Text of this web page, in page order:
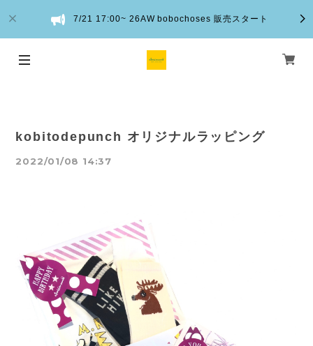
7/21 17:00~ 26AW bobochoses 販売スタート
kobitodepunch オリジナルラッピング
2022/01/08 14:37